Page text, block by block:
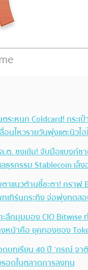
ระหนก Coldcard! กระเ
อนไหวรายวันพุ่งแตะนิวไ
.ต. ชงเข้ม! จับมือแบงก์ช
ธุรกรรม Stablecoin เล็
าแนวต้านชี้ชะตา! กราฟ
เทิร์นกระทิง จ่อพุ่งทดส
ะลึกมุมมอง CIO Bitwise
หน้าคือ ยุคทองของ
บทเรียน 40 ปี ‘กรณ์ จา
อดในตลาดการลงทุน